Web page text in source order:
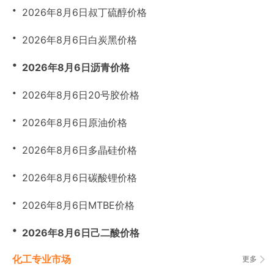
・ 2026年8月6日叔丁硫醇价格
・ 2026年8月6日白炭黑价格
・ 2026年8月6日沥青价格
・ 2026年8月6日20号胶价格
・ 2026年8月6日原油价格
・ 2026年8月6日多晶硅价格
・ 2026年8月6日碳酸锂价格
・ 2026年8月6日MTBE价格
・ 2026年8月6日己二酸价格
更多
化工专业市场